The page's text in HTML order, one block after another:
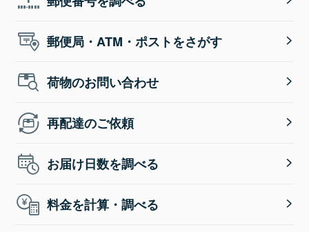
郵便局・ATM・ポストをさがす
荷物のお問い合わせ
再配達のご依頼
お届け日数を調べる
料金を計算・調べる